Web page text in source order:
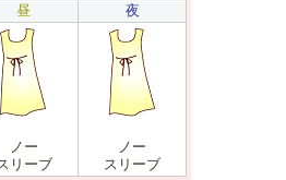
昼 夜
ノー
リーブ
ノー
スリーブ